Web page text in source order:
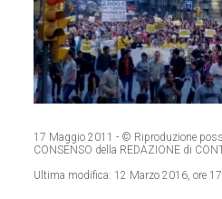
17 Maggio 2011 - © Riproduzione
CONSENSO della REDAZIONE di
Ultima modifica: 12 Marzo 2016, ore